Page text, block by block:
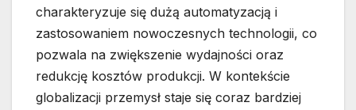
charakteryzuje się dużą automatyzacją i
zastosowaniem nowoczesnych technologii, co
pozwala na zwiększenie wydajności oraz
redukcję kosztów produkcji. W kontekście
globalizacji przemysł staje się coraz bardziej